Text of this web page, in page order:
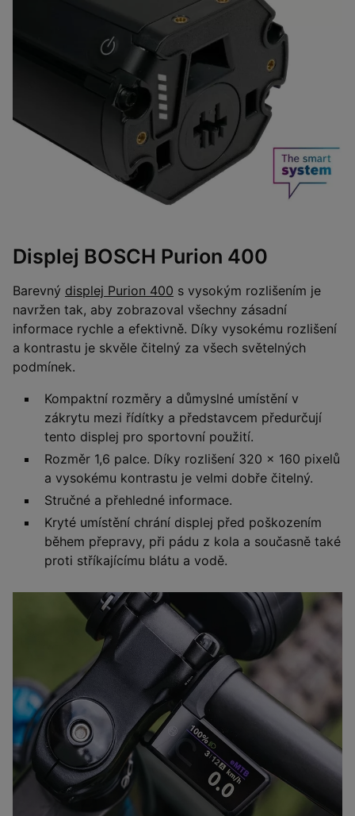
Displej BOSCH Purion 400
Barevný displej Purion 400 s vysokým rozlišením je
navržen tak, aby zobrazoval všechny zásadní
informace rychle a efektivně. Díky vysokému rozlišení
a kontrastu je skvěle čitelný za všech světelných
podmínek.
Kompaktní rozměry a důmyslné umístění v
zákrytu mezi řídítky a představcem předurčují
tento displej pro sportovní použití.
Rozměr 1,6 palce. Díky rozlišení 320 x 160 pixelů
a vysokému kontrastu je velmi dobře čitelný.
Stručné a přehledné informace.
Kryté umístění chrání displej před poškozením
během přepravy, při pádu z kola a současně také
proti stříkajícímu blátu a vodě.